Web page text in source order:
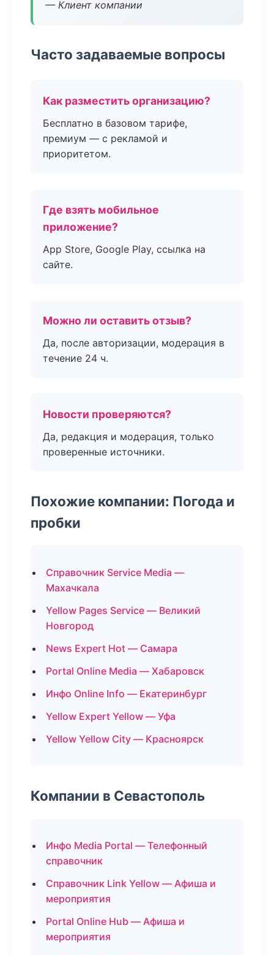
— Клиент компании
Часто задаваемые вопросы
Как разместить организацию?
Бесплатно в базовом тарифе,
премиум — с рекламой и
приоритетом.
Где взять мобильное
приложение?
App Store, Google Play, ссылка на
сайте.
Можно ли оставить отзыв?
Да, после авторизации, модерация в
течение 24 ч.
Новости проверяются?
Да, редакция и модерация, только
проверенные источники.
Похожие компании: Погода и
пробки
Справочник Service Media —
Махачкала
Yellow Pages Service — Великий
Новгород
News Expert Hot — Самара
Portal Online Media — Хабаровск
Инфо Online Info — Екатеринбург
Yellow Expert Yellow — Уфа
Yellow Yellow City — Красноярск
Компании в Севастополь
Инфо Media Portal — Телефонный
справочник
Справочник Link Yellow — Афиша и
мероприятия
Portal Online Hub — Афиша и
мероприятия